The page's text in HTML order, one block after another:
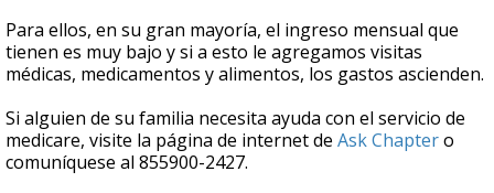
seconds
Para ellos, en su gran mayoría, el ingreso mensual que
tienen es muy bajo y si a esto le agregamos visitas
médicas, medicamentos y alimentos, los gastos ascienden.
Si alguien de su familia necesita ayuda con el servicio de
medicare, visite la página de internet de Ask Chaptero
comuníquese al 855900-2427.